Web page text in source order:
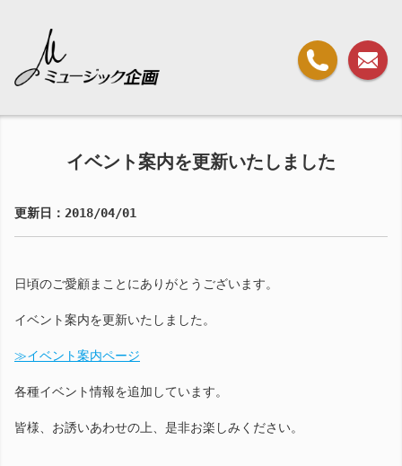
イベント案内を更新いたしました
更新日：2018/04/01
日頃のご愛顧まことにありがとうございます。
イベント案内を更新いたしました。
≫イベント案内ページ
各種イベント情報を追加しています。
皆様、お誘いあわせの上、是非お楽しみください。